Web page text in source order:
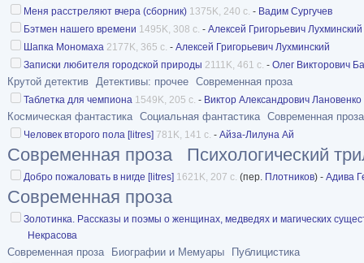
Меня расстреляют вчера (сборник) 1375K, 240 с. - Вадим Сургучев
Бэтмен нашего времени 1495K, 308 с. - Алексей Григорьевич Лухминский
Шапка Мономаха 2177K, 365 с. - Алексей Григорьевич Лухминский
Записки любителя городской природы 2111K, 461 с. - Олег Викторович
Крутой детектив Детективы: прочее Современная проза
Таблетка для чемпиона 1549K, 205 с. - Виктор Александрович Лановенко
Космическая фантастика Социальная фантастика Современная проза
Человек второго пола [litres] 781K, 141 с. - Айза-Лилуна Ай
Современная проза Психологический
Добро пожаловать в нигде [litres] 1621K, 207 с. (пер. Плотников) - Адива
Современная проза
Золотинка. Рассказы и поэмы о женщинах, медведях и магических
Некрасова
Современная проза Биографии и Мемуары Публицистика